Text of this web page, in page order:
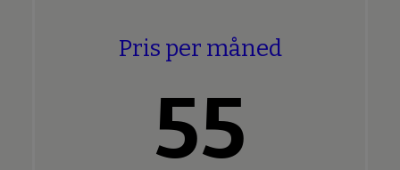
Pris per måned
55